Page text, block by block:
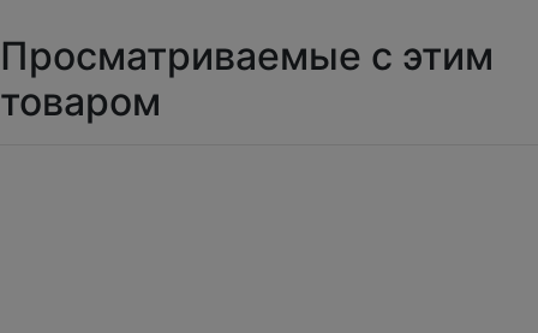
Просматриваемые с этим
товаром